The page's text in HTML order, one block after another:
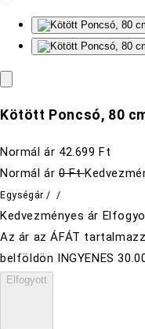
Kötött Poncsó, 80
Normál ár 42.699 Ft
Normál ár 0 Ft
Egységár / /
Kedvezményes ár
Az ár az ÁFÁT
belföldön INGYENES
Elfogyott